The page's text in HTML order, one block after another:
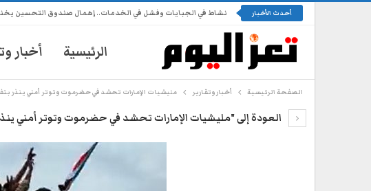
أحدث الأخبار نشاط في الجبايات وفشل في الخدمات.. إهمال صندوق التحسين
الرئيسية أخبار
الصفحة الرئيسية أخبار وتقارير مليشيات الإمارات تحشد في حضرموت وتوتر أمني ينذر
العودة إلى "مليشيات الإمارات تحشد في حضرموت وتوتر أمني